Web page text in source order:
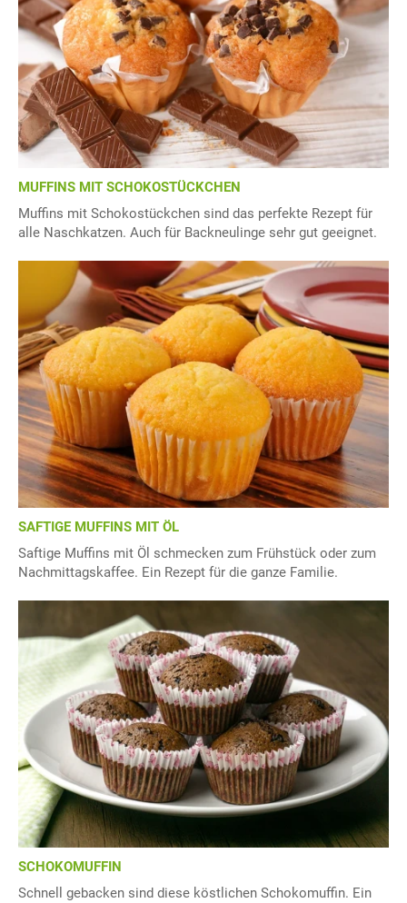
MUFFINS MIT SCHOKOSTÜCKCHEN
Muffins mit Schokostückchen sind das perfekte Rezept für
alle Naschkatzen. Auch für Backneulinge sehr gut geeignet.
SAFTIGE MUFFINS MIT ÖL
Saftige Muffins mit Öl schmecken zum Frühstück oder zum
Nachmittagskaffee. Ein Rezept für die ganze Familie.
SCHOKOMUFFIN
Schnell gebacken sind diese köstlichen Schokomuffin. Ein